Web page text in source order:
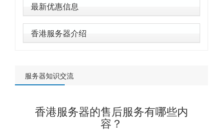
最新优惠信息
香港服务器介绍
服务器知识交流
香港服务器的售后服务有哪些内
容？